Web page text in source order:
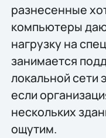
разнесенные
компьютеры
нагрузку на
занимается
локальной сети
если
нескольких
ощутим.